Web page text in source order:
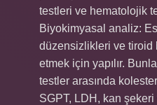
testleri ve hematolojik
Biyokimyasal analiz:
düzensizlikleri ve tiroid
etmek için yapılır.
testler arasında
SGPT, LDH, kan